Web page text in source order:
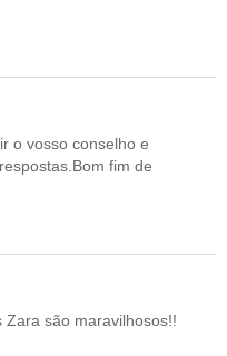
o vosso conselho e
fim de
são maravilhosos!!